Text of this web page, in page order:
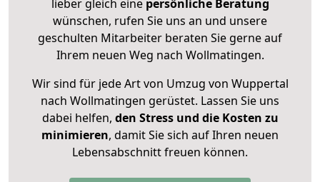
lieber gleich eine persönliche Beratung
wünschen, rufen Sie uns an und unsere
geschulten Mitarbeiter beraten Sie gerne auf
Ihrem neuen Weg nach Wollmatingen.
Wir sind für jede Art von Umzug von Wuppertal
nach Wollmatingen gerüstet. Lassen Sie uns
dabei helfen, den Stress und die Kosten zu
minimieren, damit Sie sich auf Ihren neuen
Lebensabschnitt freuen können.